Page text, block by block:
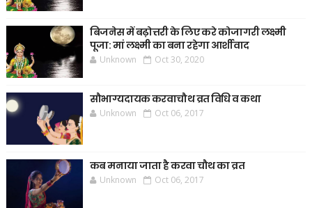
बिजनेस में बढ़ोत्तरी के लिए करे कोजागरी लक्ष्मी
पूजा: मां लक्ष्मी का बना रहेगा आर्शीवाद
Unknown Oct 30, 2020
सौभाग्यदायक करवाचौथ व्रत विधि व कथा
Unknown Oct 06, 2017
कब मनाया जाता है करवा चौथ का व्रत
Unknown Oct 06, 2017